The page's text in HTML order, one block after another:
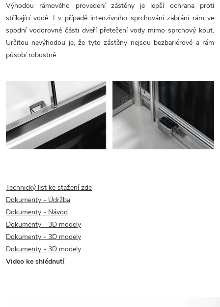
Výhodou rámového provedení zástěny je lepší ochrana proti
stříkající vodě. I v případě intenzivního sprchování zabrání rám ve
spodní vodorovné části dveří přetečení vody mimo sprchový kout.
Určitou nevýhodou je, že tyto zástěny nejsou bezbariérové a rám
působí robustně.
Technický list ke stažení zde
Dokumenty - Údržba
Dokumenty - Návod
Dokumenty - 3D modely
Dokumenty - 3D modely
Dokumenty - 3D modely
Video ke shlédnutí